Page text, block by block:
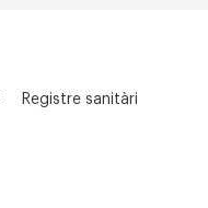
Registre sanitàri